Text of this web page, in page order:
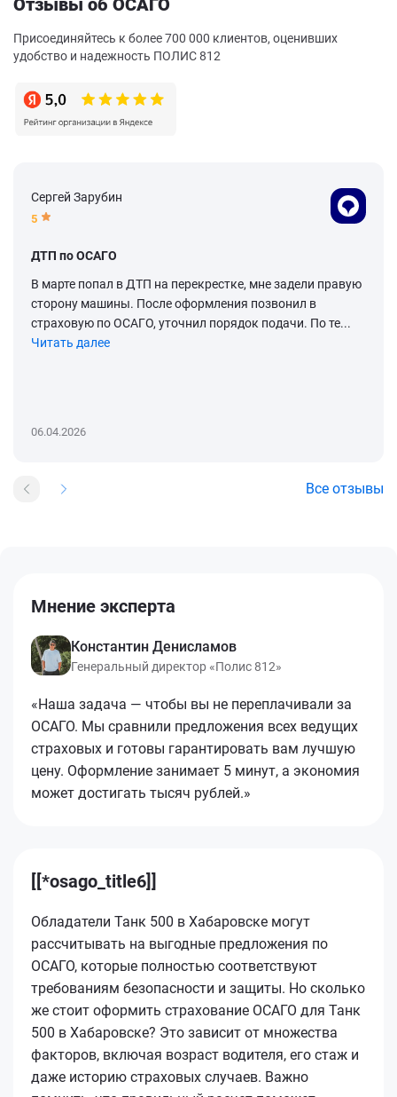
Присоединяйтесь к более 700 000 клиентов, оценивших
удобство и надежность ПОЛИС 812
Сергей Зарубин
5
ДТП по ОСАГО
В марте попал в ДТП на перекрестке, мне задели правую
сторону машины. После оформления позвонил в
страховую по ОСАГО, уточнил порядок подачи. По те...
Читать далее
06.04.2026
Все отзывы
Мнение эксперта
Константин Денисламов
Генеральный директор «Полис 812»
«Наша задача — чтобы вы не переплачивали за
ОСАГО. Мы сравнили предложения всех ведущих
страховых и готовы гарантировать вам лучшую
цену. Оформление занимает 5 минут, а экономия
может достигать тысяч рублей.»
[[*osago_title6]]
Обладатели Танк 500 в Хабаровске могут
рассчитывать на выгодные предложения по
ОСАГО, которые полностью соответствуют
требованиям безопасности и защиты. Но сколько
же стоит оформить страхование ОСАГО для Танк
500 в Хабаровске? Это зависит от множества
факторов, включая возраст водителя, его стаж и
даже историю страховых случаев. Важно